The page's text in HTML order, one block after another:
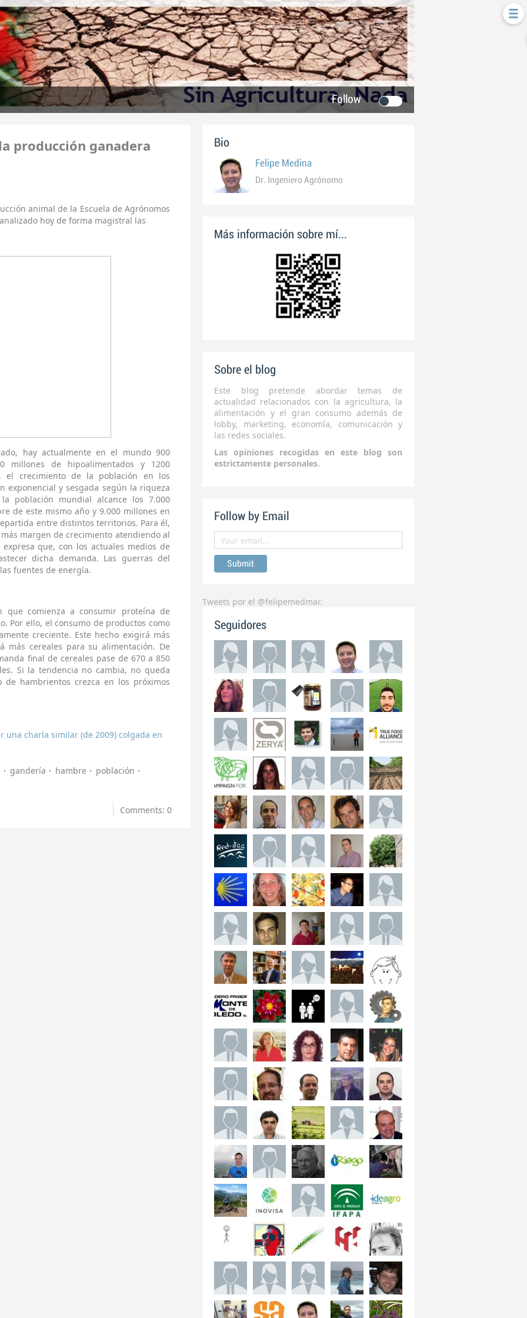
Follow
producción ganadera
animal de la Escuela de Agrónomos
hoy de forma magistral las
hay actualmente en el mundo 900
millones de hipoalimentados y 1200
el crecimiento de la población en los
exponencial y sesgada según la riqueza
población mundial alcance los 7.000
de este mismo año y 9.000 millones en
entre distintos territorios. Para él,
margen de crecimiento atendiendo al
que, con los actuales medios de
dicha demanda. Las guerras del
fuentes de energía.
que comienza a consumir proteína de
Por ello, el consumo de productos como
creciente. Este hecho exigirá más
más cereales para su alimentación. De
final de cereales pase de 670 a 850
Si la tendencia no cambia, no queda
hambrientos crezca en los próximos
una charla similar (de 2009) colgada en
gandería hambre
población
Comments: 0
Bio
Felipe Medina
Dr. Ingeniero Agrónomo
Más información sobre mí...
Sobre el blog
Este blog pretende abordar temas de
actualidad relacionados con la agricultura, la
alimentación y el gran consumo además de
lobby, marketing, economía, comunicación y
las redes sociales.
Las opiniones recogidas en este blog son
estrictamente personales.
Follow by Email
Tweets por el @felipemedmar.
Seguidores